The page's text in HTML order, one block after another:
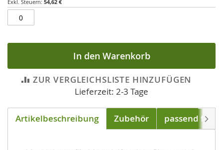
54,62 €
In den Warenkorb
ZUR VERGLEICHSLISTE HINZUFÜGEN
Lieferzeit: 2-3 Tage
Artikelbeschreibung Zubehör passend für